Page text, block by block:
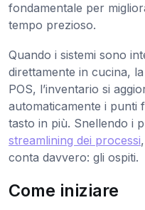
fondamentale per
tempo prezioso.
Quando i sistemi sono
direttamente in cucina,
POS, l’inventario si
automaticamente i
tasto in più. Snellendo i
streamlining dei processi
conta davvero: gli ospiti.
Come iniziare